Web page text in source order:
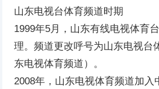
山东电视台体育频道时期
1999年5月，山东有线电视体育
理。频道更改呼号为山东电视台
东电视体育频道）。
2008年，山东电视体育频道加入